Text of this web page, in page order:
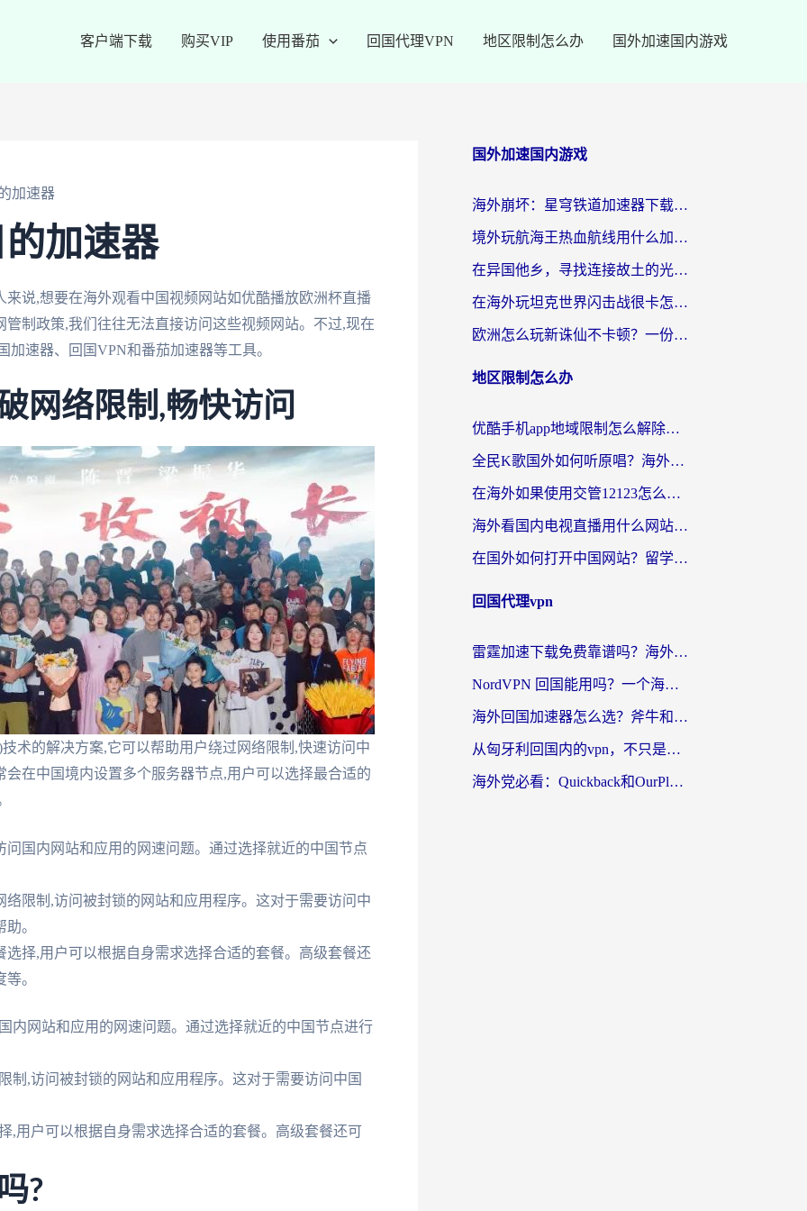
客户端下载 购买VIP 使用番茄 回国代理VPN 地区限制怎么办 国外加速国内游戏
加速器
加速器
说,想要在海外观看中国视频网站如优酷播放欧洲杯直播
制政策,我们往往无法直接访问这些视频网站。不过,现在
速器、回国VPN和番茄加速器等工具。
网络限制,畅快访问
术的解决方案,它可以帮助用户绕过网络限制,快速访问中
在中国境内设置多个服务器节点,用户可以选择最合适的
国内网站和应用的网速问题。通过选择就近的中国节点
限制,访问被封锁的网站和应用程序。这对于需要访问中
。
择,用户可以根据自身需求选择合适的套餐。高级套餐还
。
内网站和应用的网速问题。通过选择就近的中国节点进行
制,访问被封锁的网站和应用程序。这对于需要访问中国
,用户可以根据自身需求选择合适的套餐。高级套餐还可
?
国外加速国内游戏
海外崩坏：星穹铁道加速器下载安装：一份给游子的终极网络指南
境外玩航海王热血航线用什么加速器？2026海外玩家实测最优方案（附欧洲问道堡垒前线加速技巧）
在异国他乡，寻找连接故土的光明大陆免费加速器
在海外玩坦克世界闪击战很卡怎么办？老玩家亲测有效的加速器选择指南
欧洲怎么玩新诛仙不卡顿？一份给海外游子的国服游戏畅玩指南
地区限制怎么办
优酷手机app地域限制怎么解除？海外党亲测有效的追剧方案
全民K歌国外如何听原唱？海外党亲测有效的回国加速器选择指南
在海外如果使用交管12123怎么处理？留学生亲测有效的回国加速方案
海外看国内电视直播用什么网站比较好？一篇解决你所有追剧难题的实用指南
在国外如何打开中国网站？留学生与海外华人的无缝访问指南
回国代理vpn
雷霆加速下载免费靠谱吗？海外党选回国加速器的避坑指南（附热门工具对比）
NordVPN 回国能用吗？一个海外用户必须面对的真实困境
海外回国加速器怎么选？斧牛和海龟哪个好？一篇帮你避开坑的实用指南
从匈牙利回国内的vpn，不只是为了刷剧那么简单
海外党必看：Quickback和OurPlay好用吗？3分钟选对回国加速器，无缝刷剧玩游戏